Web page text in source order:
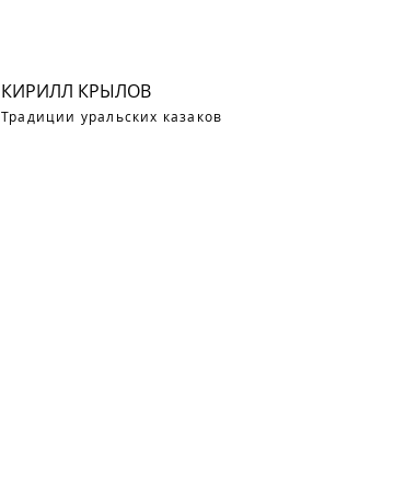
КИРИЛЛ КРЫЛОВ
Традиции уральских казаков